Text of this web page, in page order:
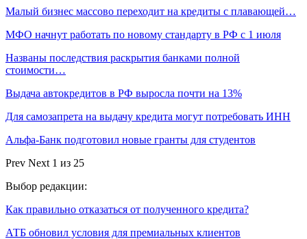
Малый бизнес массово переходит на кредиты с плавающей…
МФО начнут работать по новому стандарту в РФ с 1 июля
Названы последствия раскрытия банками полной
стоимости…
Выдача автокредитов в РФ выросла почти на 13%
Для самозапрета на выдачу кредита могут потребовать ИНН
Альфа-Банк подготовил новые гранты для студентов
Prev Next 1 из 25
Выбор редакции:
Как правильно отказаться от полученного кредита?
АТБ обновил условия для премиальных клиентов